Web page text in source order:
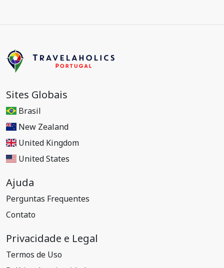
Sites Globais
Brasil
New Zealand
United Kingdom
United States
Ajuda
Perguntas Frequentes
Contato
Privacidade e Legal
Termos de Uso